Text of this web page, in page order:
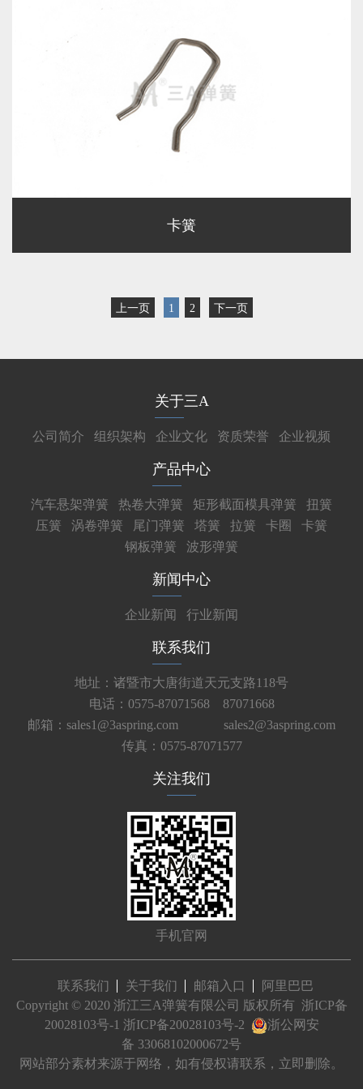
卡簧
上一页 1 2 下一页
关于三A
公司简介 组织架构 企业文化 资质荣誉 企业视频
产品中心
汽车悬架弹簧 热卷大弹簧 矩形截面模具弹簧
扭簧
压簧
涡卷弹簧 尾门弹簧 塔簧 拉簧 卡圈
卡簧
钢板弹簧
波形弹簧
新闻中心
企业新闻 行业新闻
联系我们
地址：诸暨市大唐街道天元支路118号
电话：0575-87071568 87071668
邮箱：sales1@3aspring.com
sales2@3aspring.com
传真：0575-87071577
关注我们
手机官网
联系我们 关于我们 邮箱入口
阿里巴巴
Copyright © 2020 浙江三A弹簧有限公司 版权所有 浙ICP备
20028103号-1 浙ICP备20028103号-2
浙公网安
备 33068102000672号
网站部分素材来源于网络，如有侵权请联系，立即删除。